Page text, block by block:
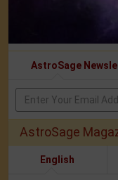
AstroSage
AstroSage
English